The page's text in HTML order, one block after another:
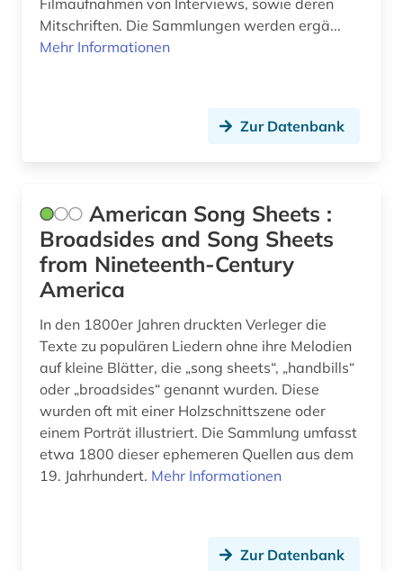
generative ki (1)
geografie (2)
gesangbuch (1)
gesangunterricht (1)
geschichte (30)
geschichte 1000-1500 (1)
geschichte 1488-1630 (1)
geschichte 1490-1960 (1)
geschichte 1650-1750 (1)
Filmaufnahmen von Interviews, sowie deren
Mitschriften. Die Sammlungen werden ergä...
Mehr Informationen
Zur Datenbank
American Song Sheets :
Broadsides and Song Sheets
from Nineteenth-Century
America
In den 1800er Jahren druckten Verleger die
Texte zu populären Liedern ohne ihre Melodien
auf kleine Blätter, die „song sheets“, „handbills“
oder „broadsides“ genannt wurden. Diese
wurden oft mit einer Holzschnittszene oder
einem Porträt illustriert. Die Sammlung umfasst
etwa 1800 dieser ephemeren Quellen aus dem
19. Jahrhundert. Mehr Informationen
Zur Datenbank